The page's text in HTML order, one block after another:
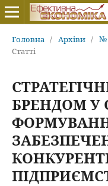
Головна / Архіви / №
Статті
БРЕНДОМ У